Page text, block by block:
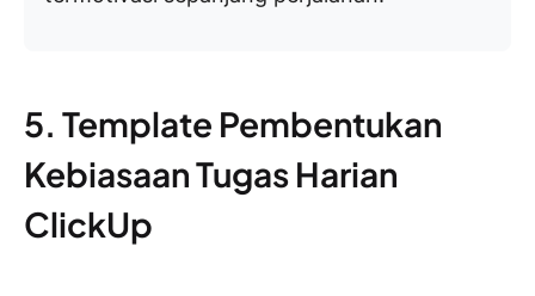
5. Template Pembentukan
Kebiasaan Tugas Harian
ClickUp